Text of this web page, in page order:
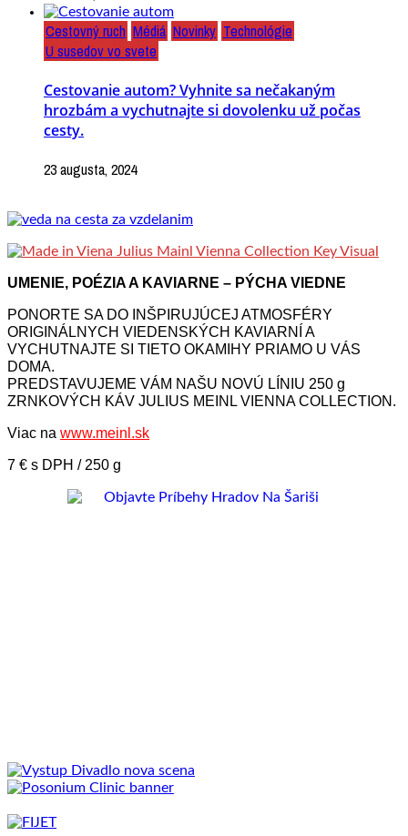
Cestovný ruch Médiá Novinky Technológie
U susedov vo svete
Cestovanie autom? Vyhnite sa nečakaným
hrozbám a vychutnajte si dovolenku už počas
cesty.
23 augusta, 2024
UMENIE, POÉZIA A KAVIARNE – PÝCHA VIEDNE
PONORTE SA DO INŠPIRUJÚCEJ ATMOSFÉRY
ORIGINÁLNYCH VIEDENSKÝCH KAVIARNÍ A
VYCHUTNAJTE SI TIETO OKAMIHY PRIAMO U VÁS
DOMA.
PREDSTAVUJEME VÁM NAŠU NOVÚ LÍNIU 250 g
ZRNKOVÝCH KÁV JULIUS MEINL VIENNA COLLECTION.
Viac na www.meinl.sk
7 € s DPH / 250 g